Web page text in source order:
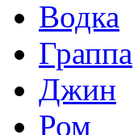
Водка
Граппа
Джин
Ром